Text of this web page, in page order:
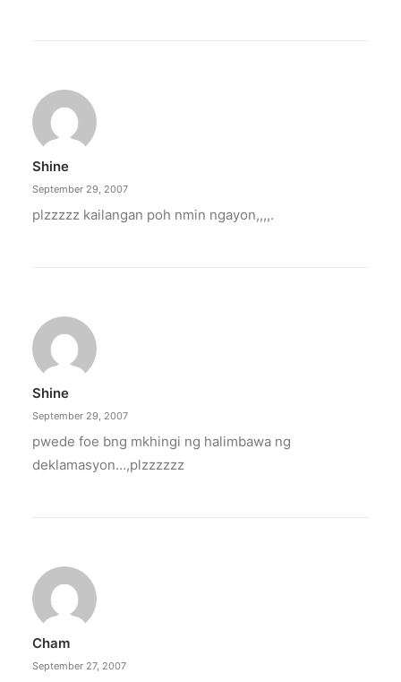
Shine
September 29, 2007
plzzzzz kailangan poh nmin ngayon,,,,.
Shine
September 29, 2007
pwede foe bng mkhingi ng halimbawa ng
deklamasyon…,plzzzzzz
Cham
September 27, 2007